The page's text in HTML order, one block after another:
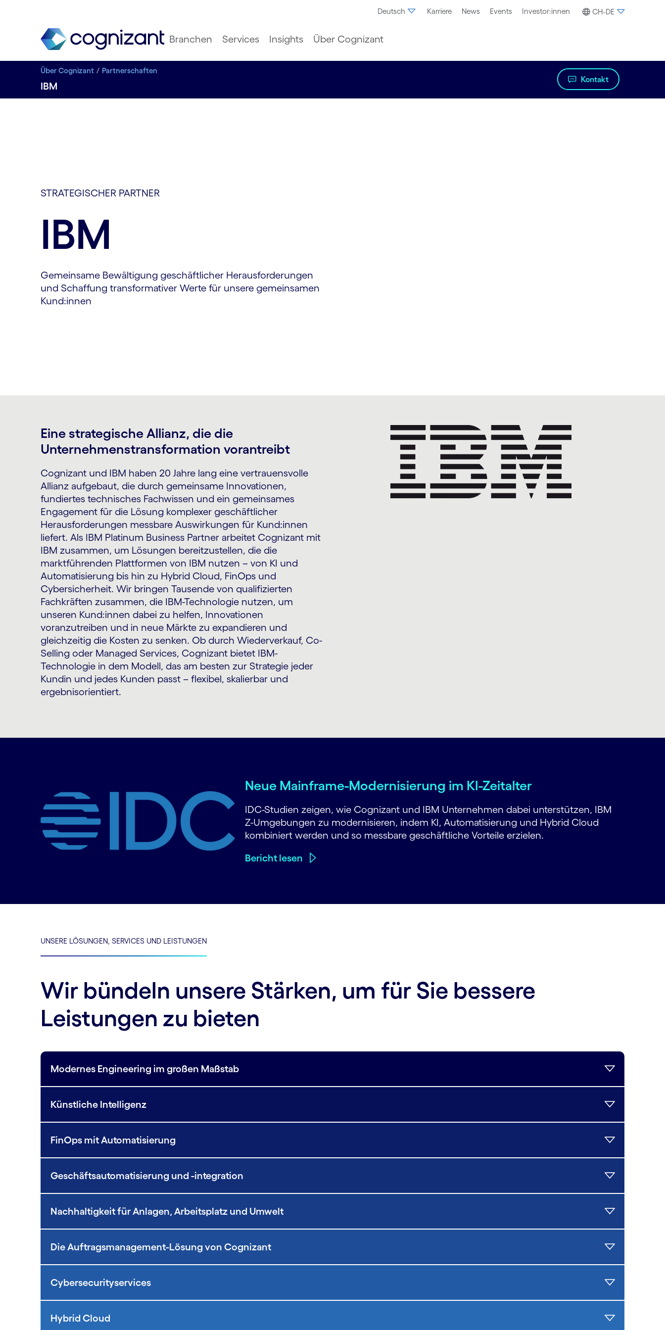
Deutsch Karriere News Events Investor:innen CH-DE
Branchen Services Insights Über Cognizant
Über Cognizant Partnerschaften
IBM
Kontakt
STRATEGISCHER PARTNER
IBM
Gemeinsame Bewältigung geschäftlicher Herausforderungen
und Schaffung transformativer Werte für unsere gemeinsamen
Kund:innen
Eine strategische Allianz, die die
Unternehmenstransformation vorantreibt
Cognizant und IBM haben 20 Jahre lang eine vertrauensvolle
Allianz aufgebaut, die durch gemeinsame Innovationen,
fundiertes technisches Fachwissen und ein gemeinsames
Engagement für die Lösung komplexer geschäftlicher
Herausforderungen messbare Auswirkungen für Kund:innen
liefert. Als IBM Platinum Business Partner arbeitet Cognizant mit
IBM zusammen, um Lösungen bereitzustellen, die die
marktführenden Plattformen von IBM nutzen – von KI und
Automatisierung bis hin zu Hybrid Cloud, FinOps und
Cybersicherheit. Wir bringen Tausende von qualifizierten
Fachkräften zusammen, die IBM-Technologie nutzen, um
unseren Kund:innen dabei zu helfen, Innovationen
voranzutreiben und in neue Märkte zu expandieren und
gleichzeitig die Kosten zu senken. Ob durch Wiederverkauf, Co-
Selling oder Managed Services, Cognizant bietet IBM-
Technologie in dem Modell, das am besten zur Strategie jeder
Kundin und jedes Kunden passt – flexibel, skalierbar und
ergebnisorientiert.
Neue Mainframe-Modernisierung im KI-Zeitalter
IDC-Studien zeigen, wie Cognizant und IBM Unternehmen dabei unterstützen, IBM
Z-Umgebungen zu modernisieren, indem KI, Automatisierung und Hybrid Cloud
kombiniert werden und so messbare geschäftliche Vorteile erzielen.
Bericht lesen
UNSERE LÖSUNGEN, SERVICES UND LEISTUNGEN
Wir bündeln unsere Stärken, um für Sie bessere
Leistungen zu bieten
Modernes Engineering im großen Maßstab
Künstliche Intelligenz
FinOps mit Automatisierung
Geschäftsautomatisierung und -integration
Nachhaltigkeit für Anlagen, Arbeitsplatz und Umwelt
Die Auftragsmanagement-Lösung von Cognizant
Cybersecurityservices
Hybrid Cloud